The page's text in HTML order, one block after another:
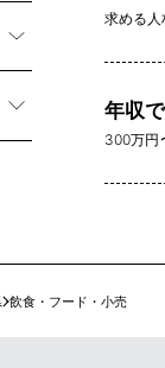
求める
年収
300万円
飲食・フード・小売